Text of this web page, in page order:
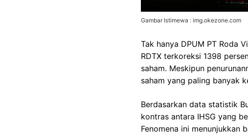
Gambar Istimewa : img.okezone.com
Tak hanya DPUM PT Roda
RDTX terkoreksi 1398
saham. Meskipun
saham yang paling banyak
Berdasarkan data statistik
kontras antara IHSG yang
Fenomena ini menunjukkan